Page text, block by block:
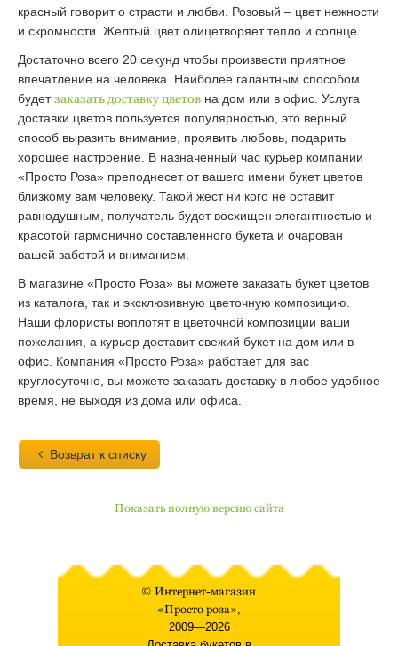
красный говорит о страсти и любви. Розовый – цвет нежности
и скромности. Желтый цвет олицетворяет тепло и солнце.
Достаточно всего 20 секунд чтобы произвести приятное
впечатление на человека. Наиболее галантным способом
будетзаказать доставку цветов на дом или в офис. Услуга
доставки цветов пользуется популярностью, это верный
способ выразить внимание, проявить любовь, подарить
хорошее настроение. В назначенный час курьер компании
«Просто Роза» преподнесет от вашего имени букет цветов
близкому вам человеку. Такой жест ни кого не оставит
равнодушным, получатель будет восхищен элегантностью и
красотой гармонично составленного букета и очарован
вашей заботой и вниманием.
В магазине «Просто Роза» вы можете заказать букет цветов
из каталога, так и эксклюзивную цветочную композицию.
Наши флористы воплотят в цветочной композиции ваши
пожелания, а курьер доставит свежий букет на дом или в
офис. Компания «Просто Роза» работает для вас
круглосуточно, вы можете заказать доставку в любое удобное
время, не выходя из дома или офиса.
Возврат к списку
Показать полную версию сайта
© Интернет-магазин
«Просто роза»,
2009—2026